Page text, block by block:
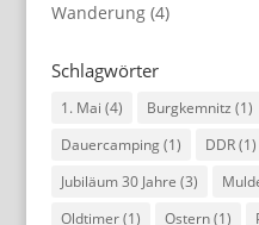
Wanderung(4)
Schlagwörter
1. Mai (4) Burgkemnitz (1)
Dauercamping(1) DDR(1)
Jubiläum 30 Jahre (3)
Oldtimer(1) Ostern(1)